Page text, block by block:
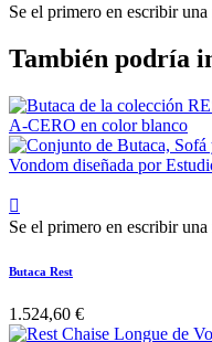
Se el primero en escribir una
También podría

Se el primero en escribir una
Butaca Rest
1.524,60 €